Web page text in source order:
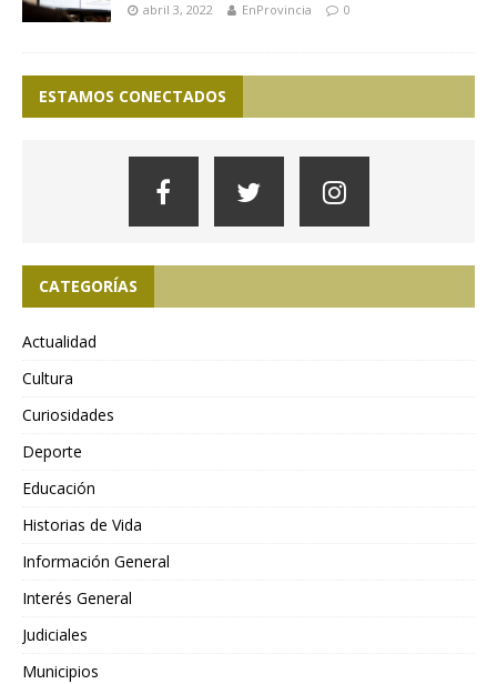
abril 3, 2022 EnProvincia 0
ESTAMOS CONECTADOS
CATEGORÍAS
Actualidad
Cultura
Curiosidades
Deporte
Educación
Historias de Vida
Información General
Interés General
Judiciales
Municipios